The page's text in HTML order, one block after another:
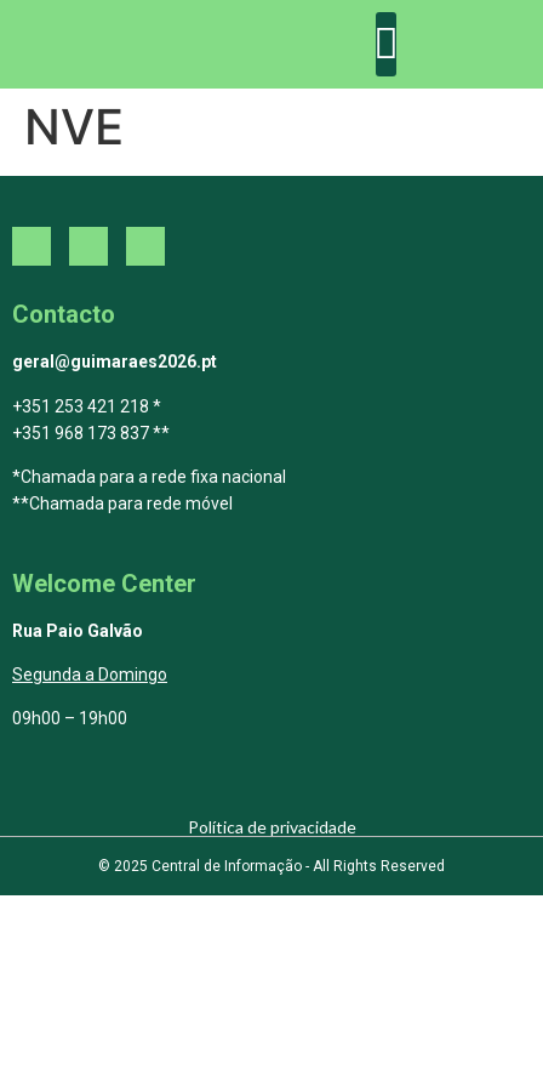
NVE
Contacto
geral@guimaraes2026.pt
+351 253 421 218 *
+351 968 173 837 **
*Chamada para a rede fixa nacional
**Chamada para rede móvel
Welcome Center
Rua Paio Galvão
Segunda a Domingo
09h00 – 19h00
Política de privacidade
© 2025 Central de Informação - All Rights Reserved